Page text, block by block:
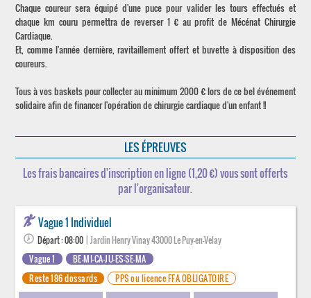
Chaque coureur sera équipé d'une puce pour valider les tours effectués et
chaque km couru permettra de reverser 1 € au profit de Mécénat Chirurgie
Cardiaque.
Et, comme l'année dernière, ravitaillement offert et buvette à disposition des
coureurs.
Tous à vos baskets pour collecter au minimum 2000 € lors de ce bel événement
solidaire afin de financer l'opération de chirurgie cardiaque d'un enfant !!
LES ÉPREUVES
Les frais bancaires d'inscription en ligne (1,20 €) vous sont offerts
par l'organisateur.
Vague 1 Individuel
Départ : 08:00 | Jardin Henry Vinay 43000 Le Puy-en-Velay
Vague 1
BE-MI-CA-JU-ES-SE-MA
Reste 186 dossards
PPS ou licence FFA OBLIGATOIRE